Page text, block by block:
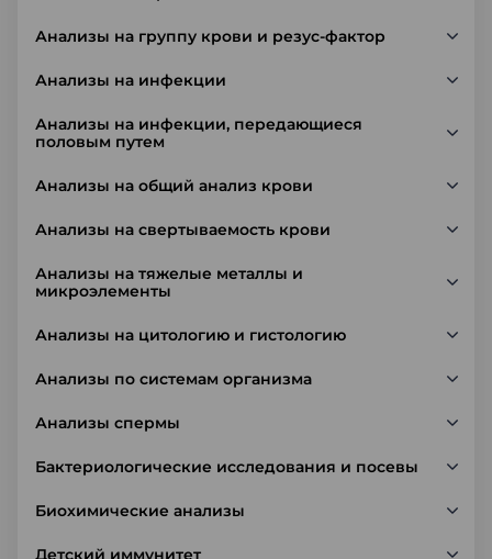
Анализы на группу крови и резус-фактор
Анализы на инфекции
Анализы на инфекции, передающиеся
половым путем
Анализы на общий анализ крови
Анализы на свертываемость крови
Анализы на тяжелые металлы и
микроэлементы
Анализы на цитологию и гистологию
Анализы по системам организма
Анализы спермы
Бактериологические исследования и посевы
Биохимические анализы
Детский иммунитет